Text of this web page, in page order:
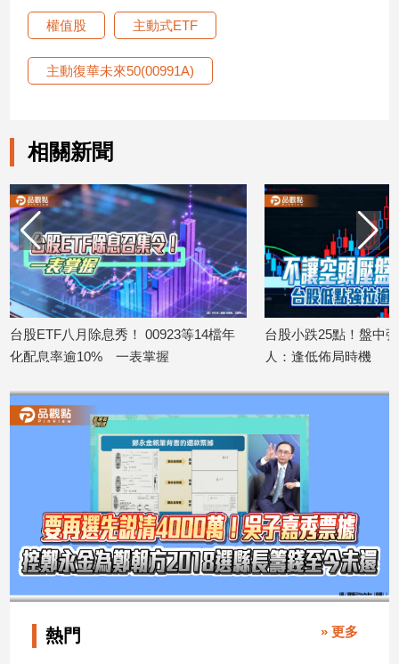
創
影
推
技/
遊
戲
運
動
寵
Pet
影
專
區
作
媒
體
投
稿
權值股 主動式ETF
主動復華未來50(00991A)
相關新聞
台股ETF八月除息秀！ 00923等14檔年
化配息率逾10% 一表掌握
台股小跌25點！盤中
人：逢低佈局時機
熱門 » 更多